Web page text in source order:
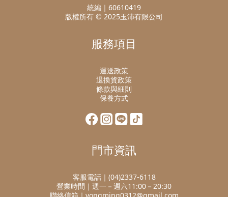
統編｜60610419
版權所有 © 2025玉沛有限公司
服務項目
運送政策
退換貨政策
條款與細則
保養方式
門市資訊
客服電話｜(04)2337-6118
營業時間｜週一－週六11:00－20:30